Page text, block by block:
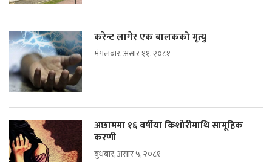
करेन्ट लागेर एक बालकको मृत्यु
मंगलबार, असार ११, २०८१
अछाममा १६ वर्षीया किशोरीमाथि सामूहिक
करणी
बुधबार, असार ५, २०८१